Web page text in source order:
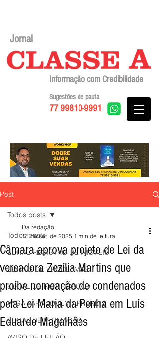
Jornal
Informação com Credibilidade
77 99810-9991
Sugestões de pauta
Post
Todos posts
EDITAL REGISTRO DE IMÓVEIS
EDITAIS DE PROCLAMAS
EDITAL DE NOTIFICAÇÃO
VAGA PARA JOVEM APRENDIZ
EDITAL DE INTIMAÇÃO
Todos posts
Câmara aprova projeto de Lei da
vereadora Zezília Martins que
proíbe nomeação de condenados
pela Lei Maria da Penha em Luís
Eduardo Magalhães
Da redação
15 de set. de 2025 1 min de leitura